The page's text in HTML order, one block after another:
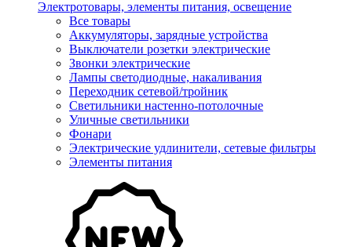
Электротовары, элементы питания, освещение
Все товары
Аккумуляторы, зарядные устройства
Выключатели розетки электрические
Звонки электрические
Лампы светодиодные, накаливания
Переходник сетевой/тройник
Светильники настенно-потолочные
Уличные светильники
Фонари
Электрические удлинители, сетевые фильтры
Элементы питания